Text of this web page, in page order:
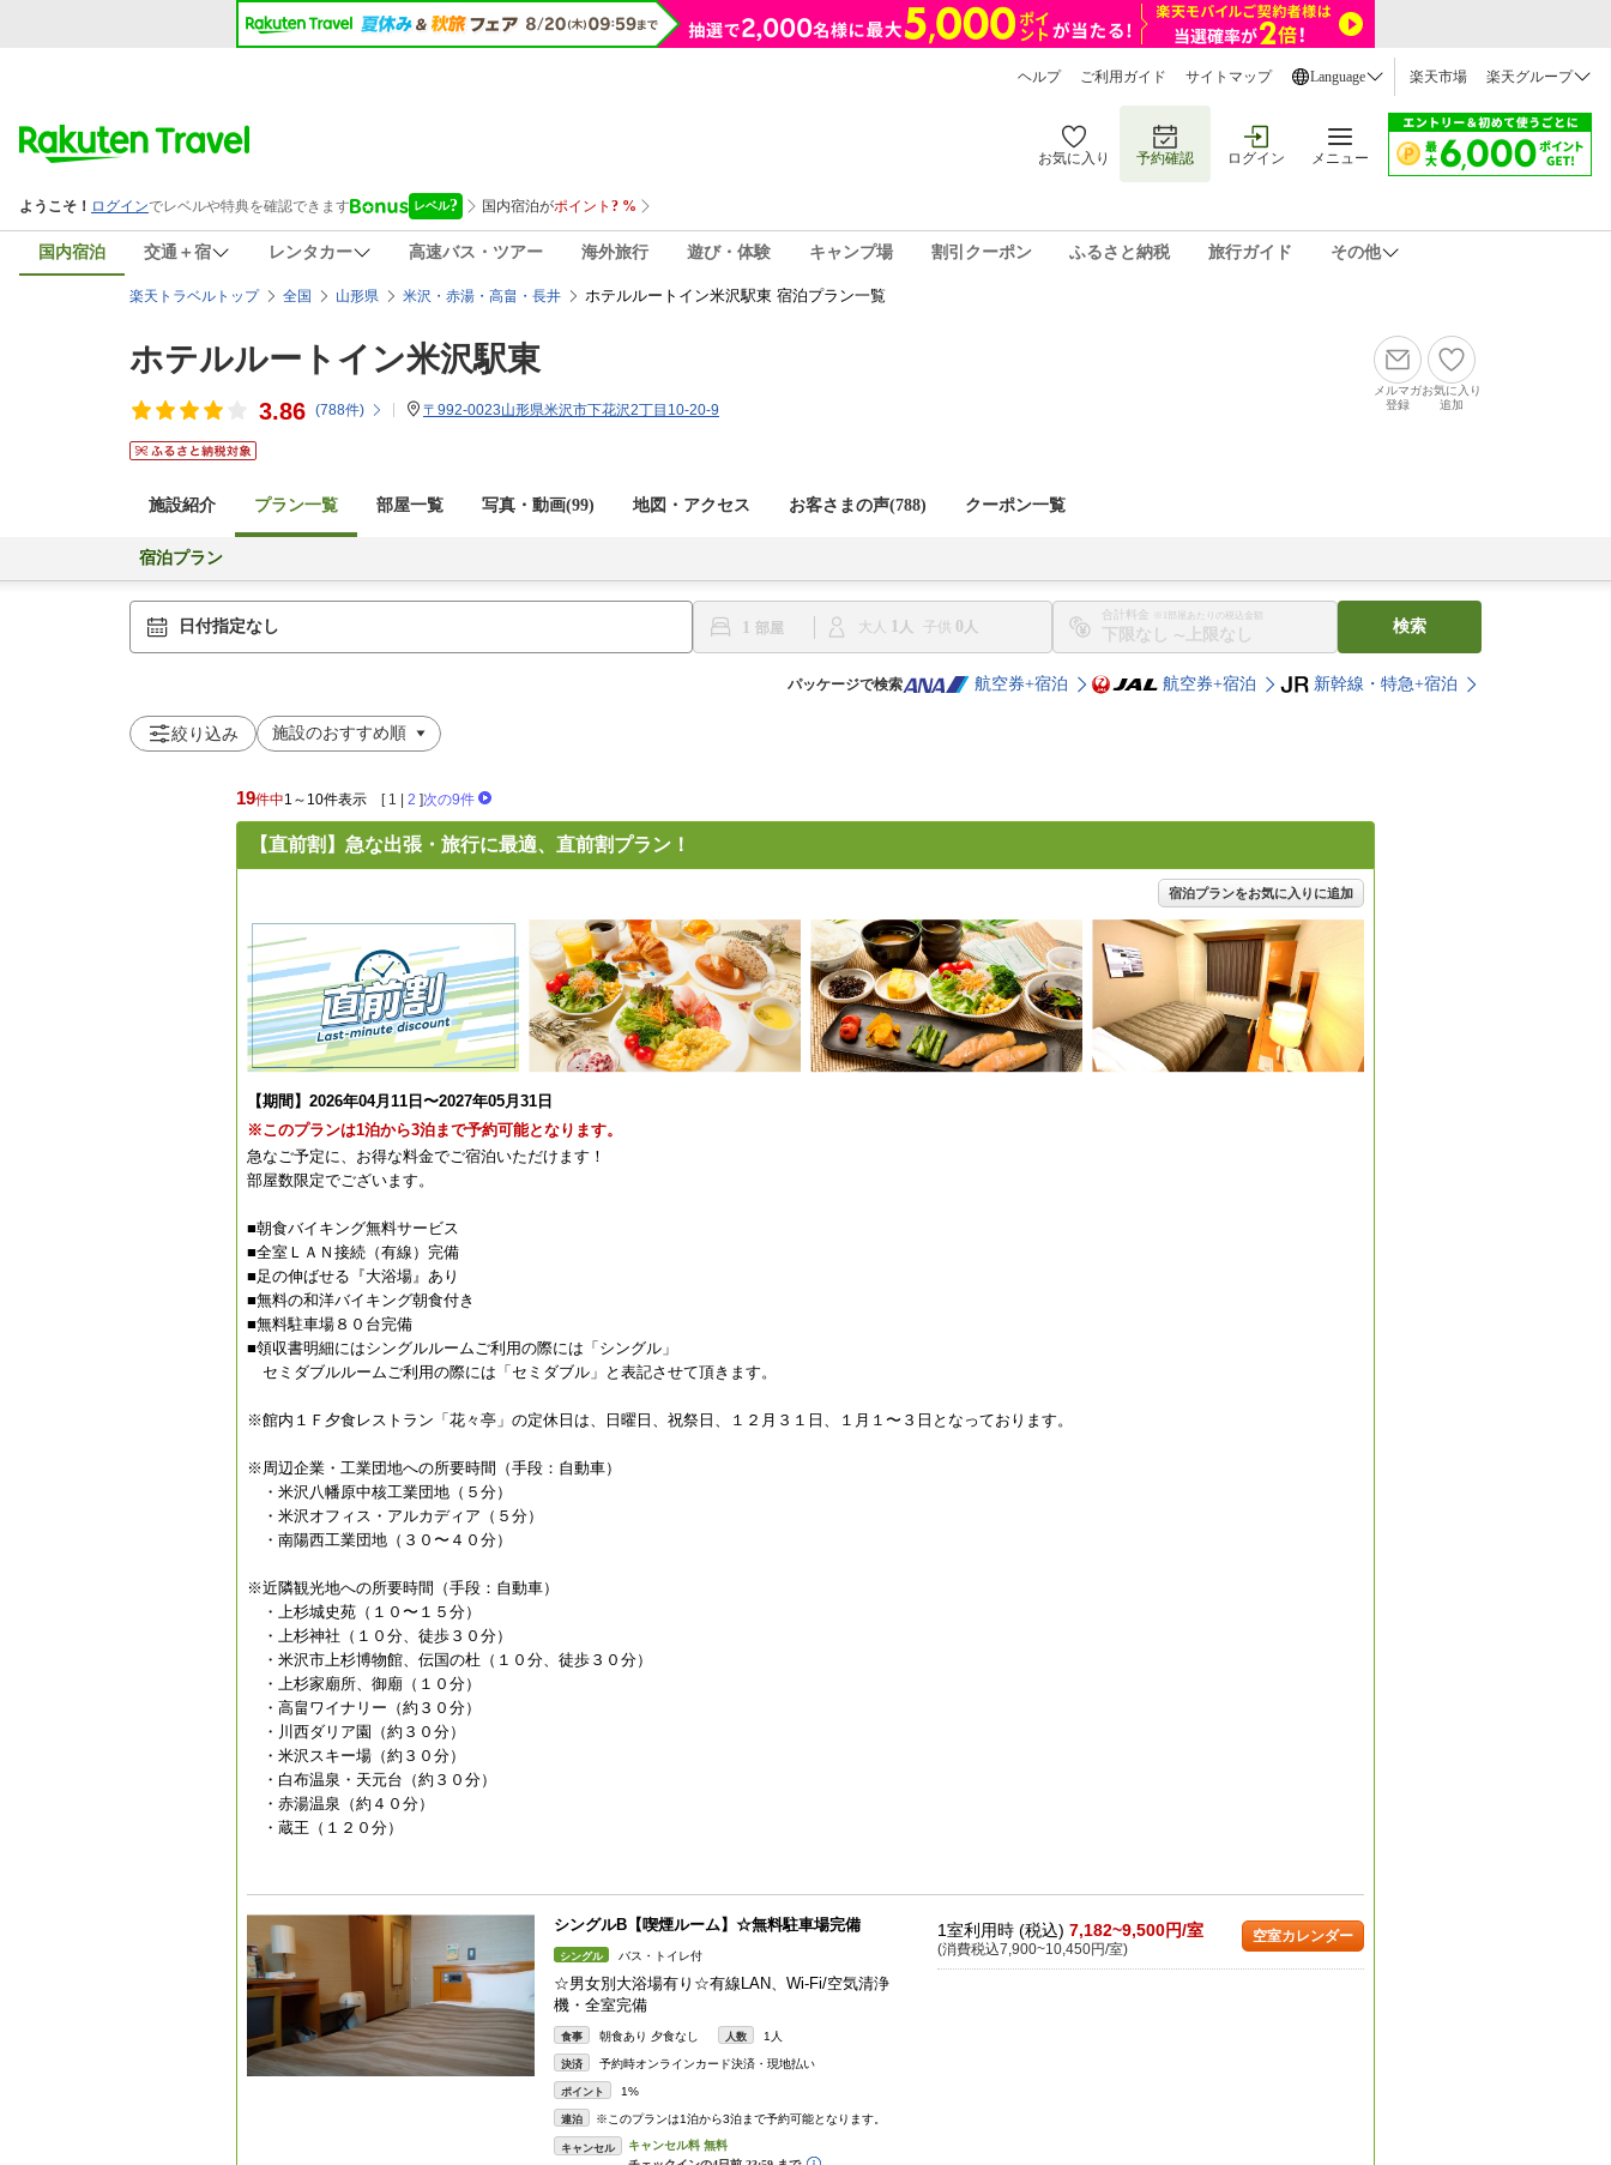
ヘルプ ご利用ガイド サイトマップ Language 楽天市場 楽天グループ
お気に入り 予約確認 ログイン メニュー
国内宿泊 交通＋宿 レンタカー 高速バス・ツアー 海外旅行 遊び・体験 キャンプ場 割引クーポン ふるさと納税 旅行ガイド その他
楽天トラベルトップ 全国 山形県 米沢・赤湯・高畠・長井 ホテルルートイン米沢駅東 宿泊プラン一覧
ホテルルートイン米沢駅東
3.86 (788件) 〒992-0023山形県米沢市下花沢2丁目10-20-9
メルマガ
登録
お気に入り
追加
施設紹介 プラン一覧 部屋一覧 写真・動画(99) 地図・アクセス お客さまの声(788) クーポン一覧
宿泊プラン
日付指定なし 1 大人 1 子供 0
合計料金 ※1部屋あたりの税込金額
〜
検索
パッケージで検索 航空券+宿泊 航空券+宿泊 新幹線・特急+宿泊
絞り込み
19件中1～10件表示 [ 1 2 ]次の9件
【直前割】急な出張・旅行に最適、直前割プラン！
宿泊プランをお気に入りに追加
【期間】2026年04月11日〜2027年05月31日
※このプランは1泊から3泊まで予約可能となります。
急なご予定に、お得な料金でご宿泊いただけます！
部屋数限定でございます。
■朝食バイキング無料サービス
■全室ＬＡＮ接続（有線）完備
■足の伸ばせる『大浴場』あり
■無料の和洋バイキング朝食付き
■無料駐車場８０台完備
■領収書明細にはシングルルームご利用の際には「シングル」
セミダブルルームご利用の際には「セミダブル」と表記させて頂きます。
※館内１Ｆ夕食レストラン「花々亭」の定休日は、日曜日、祝祭日、１２月３１日、１月１〜３日となっております。
※周辺企業・工業団地への所要時間（手段：自動車）
・米沢八幡原中核工業団地（５分）
・米沢オフィス・アルカディア（５分）
・南陽西工業団地（３０〜４０分）
※近隣観光地への所要時間（手段：自動車）
・上杉城史苑（１０〜１５分）
・上杉神社（１０分、徒歩３０分）
・米沢市上杉博物館、伝国の杜（１０分、徒歩３０分）
・上杉家廟所、御廟（１０分）
・高畠ワイナリー（約３０分）
・川西ダリア園（約３０分）
・米沢スキー場（約３０分）
・白布温泉・天元台（約３０分）
・赤湯温泉（約４０分）
・蔵王（１２０分）
シングルB【喫煙ルーム】☆無料駐車場完備
シングル バス・トイレ付
☆男女別大浴場有り☆有線LAN、Wi-Fi/空気清浄
機・全室完備
食事 朝食あり 夕食なし 人数 1人
決済 予約時オンラインカード決済・現地払い
ポイント 1%
連泊 ※このプランは1泊から3泊まで予約可能となります。
キャンセル
1室利用時 (税込) 7,182~9,500円/室
(消費税込7,900~10,450円/室)
空室カレンダー